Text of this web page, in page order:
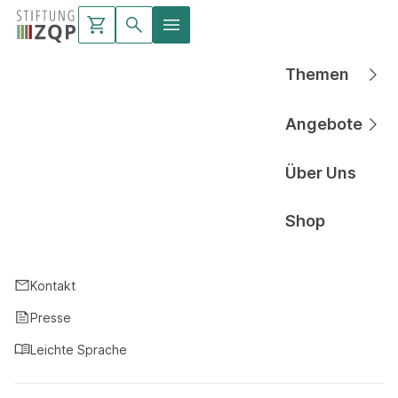
Kontakt
Presse
Leichte Sprache
Themen
Angebote
Über Uns
Shop